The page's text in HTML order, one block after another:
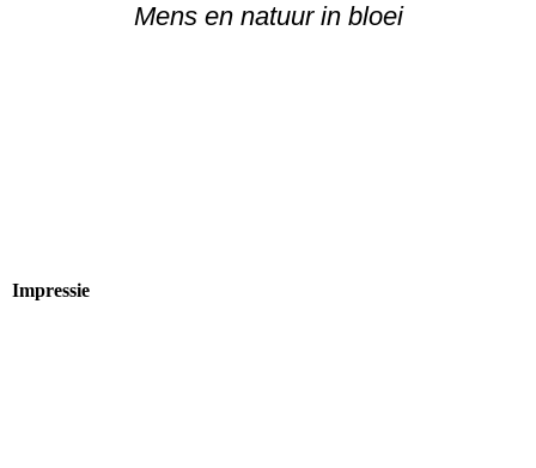
Mens en natuur in bloei
Impressie